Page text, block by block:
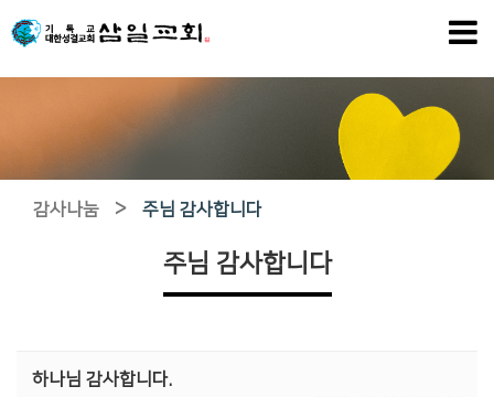
감사나눔 > 주님 감사합니다
주님 감사합니다
하나님 감사합니다.